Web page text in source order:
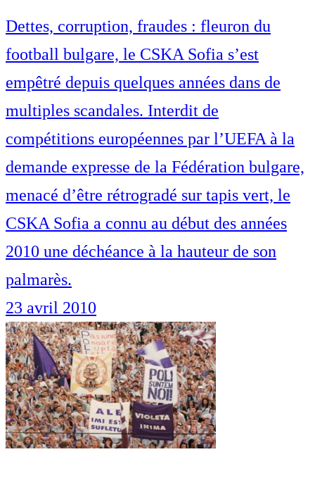
Dettes, corruption, fraudes : fleuron du
football bulgare, le CSKA Sofia s’est
empêtré depuis quelques années dans de
multiples scandales. Interdit de
compétitions européennes par l’UEFA à la
demande expresse de la Fédération bulgare,
menacé d’être rétrogradé sur tapis vert, le
CSKA Sofia a connu au début des années
2010 une déchéance à la hauteur de son
palmarès.
23 avril 2010